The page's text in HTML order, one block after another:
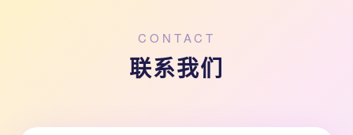
CONTACT
联系我们